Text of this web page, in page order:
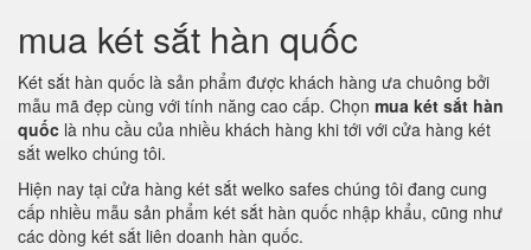
mua két sắt hàn quốc
Két sắt hàn quốc là sản phẩm được khách hàng ưa chuông bởi
mẫu mã đẹp cùng với tính năng cao cấp. Chọn mua két sắt hàn
quốc là nhu cầu của nhiều khách hàng khi tới với cửa hàng két
sắt welko chúng tôi.
Hiện nay tại cửa hàng két sắt welko safes chúng tôi đang cung
cấp nhiều mẫu sản phẩm két sắt hàn quốc nhập khẩu, cũng như
các dòng két sắt liên doanh hàn quốc.